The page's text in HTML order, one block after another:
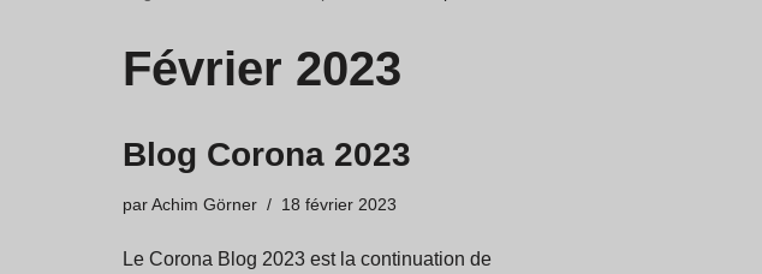
Février 2023
Blog Corona 2023
parAchim Görner 18 février 2023
Le Corona Blog 2023 est la continuation de